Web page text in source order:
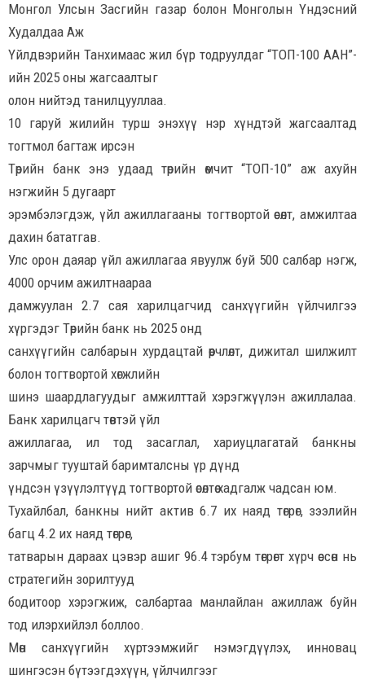
Монгол Улсын Засгийн газар болон Монголын Үндэсний
Худалдаа Аж
Үйлдвэрийн Танхимаас жил бүр тодруулдаг “ТОП-100 ААН”-
ийн 2025 оны жагсаалтыг
олон нийтэд танилцууллаа.
10 гаруй жилийн турш энэхүү нэр хүндтэй жагсаалтад
тогтмол багтаж ирсэн
Төрийн банк энэ удаад төрийн өмчит “ТОП-10” аж ахуйн
нэгжийн 5 дугаарт
эрэмбэлэгдэж, үйл ажиллагааны тогтвортой өсөлт, амжилтаа
дахин бататгав.
Улс орон даяар үйл ажиллагаа явуулж буй 500 салбар нэгж,
4000 орчим ажилтнаараа
дамжуулан 2.7 сая харилцагчид санхүүгийн үйлчилгээ
хүргэдэг Төрийн банк нь 2025 онд
санхүүгийн салбарын хурдацтай өөрчлөлт, дижитал шилжилт
болон тогтвортой хөгжлийн
шинэ шаардлагуудыг амжилттай хэрэгжүүлэн ажиллалаа.
Банк харилцагч төвтэй үйл
ажиллагаа, ил тод засаглал, хариуцлагатай банкны
зарчмыг тууштай баримталсны үр дүнд
үндсэн үзүүлэлтүүд тогтвортой өсөлтөө хадгалж чадсан юм.
Тухайлбал, банкны нийт актив 6.7 их наяд төгрөг, зээлийн
багц 4.2 их наяд төгрөг,
татварын дараах цэвэр ашиг 96.4 тэрбум төгрөгт хүрч өссөн нь
стратегийн зорилтууд
бодитоор хэрэгжиж, салбартаа манлайлан ажиллаж буйн
тод илэрхийлэл боллоо.
Мөн санхүүгийн хүртээмжийг нэмэгдүүлэх, инновац
шингэсэн бүтээгдэхүүн, үйлчилгээг